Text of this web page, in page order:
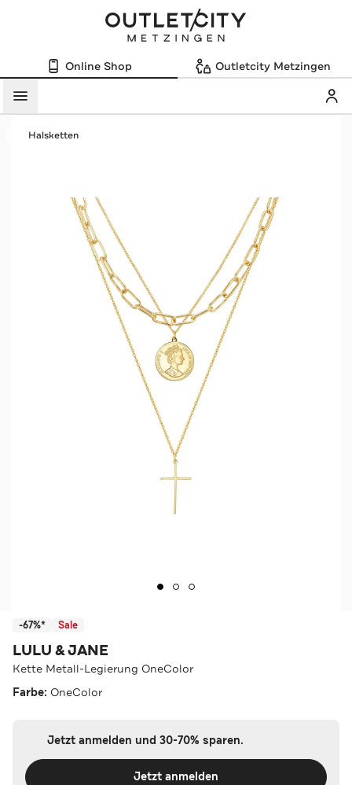
Online Shop Outletcity Metzingen
Menü
Halsketten
-67%* Sale
LULU & JANE
Kette Metall-Legierung OneColor
Farbe: OneColor
Jetzt anmelden und 30-70% sparen.
Jetzt anmelden